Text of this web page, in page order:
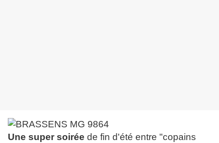
Une super soirée de fin d'été entre "copains